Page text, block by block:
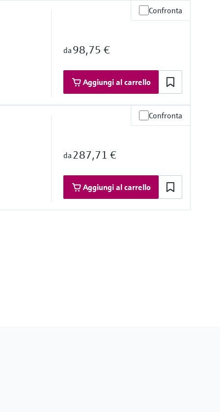
(mm)
Confronta
da 98,75 €
Aggiungi al carrello
(mm)
Confronta
da 287,71 €
Aggiungi al carrello